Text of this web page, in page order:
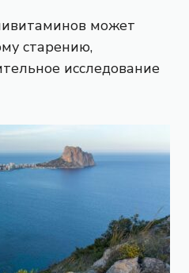
может
старению,
исследование